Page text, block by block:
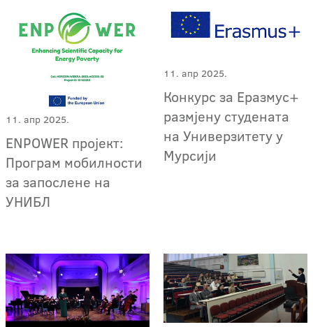
11. апр 2025.
ENPOWER пројект:
Програм мобилности
за запослене на
УНИБЛ
11. апр 2025.
Конкурс за Еразмус+
размјену студената
на Универзитету у
Мурсији